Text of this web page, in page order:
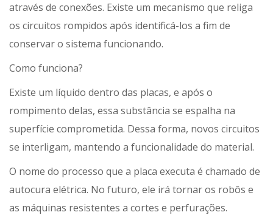
através de conexões. Existe um mecanismo que religa
os circuitos rompidos após identificá-los a fim de
conservar o sistema funcionando.
Como funciona?
Existe um líquido dentro das placas, e após o
rompimento delas, essa substância se espalha na
superfície comprometida. Dessa forma, novos circuitos
se interligam, mantendo a funcionalidade do material.
O nome do processo que a placa executa é chamado de
autocura elétrica. No futuro, ele irá tornar os robôs e
as máquinas resistentes a cortes e perfurações.